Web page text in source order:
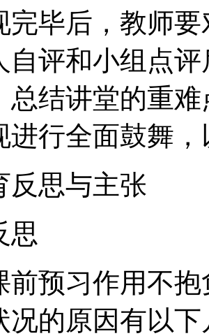
完毕后，教师
自评和小组点
总结讲堂的重
进行全面鼓舞
反思与主张
思
前预习作用不
况的原因有以